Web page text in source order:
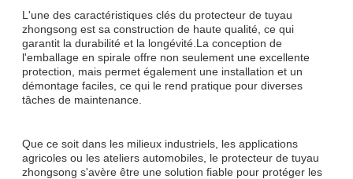
L'une des caractéristiques clés du protecteur de tuyau
zhongsong est sa construction de haute qualité, ce qui
garantit la durabilité et la longévité.La conception de
l'emballage en spirale offre non seulement une excellente
protection, mais permet également une installation et un
démontage faciles, ce qui le rend pratique pour diverses
tâches de maintenance.
Que ce soit dans les milieux industriels, les applications
agricoles ou les ateliers automobiles, le protecteur de tuyau
zhongsong s'avère être une solution fiable pour protéger les